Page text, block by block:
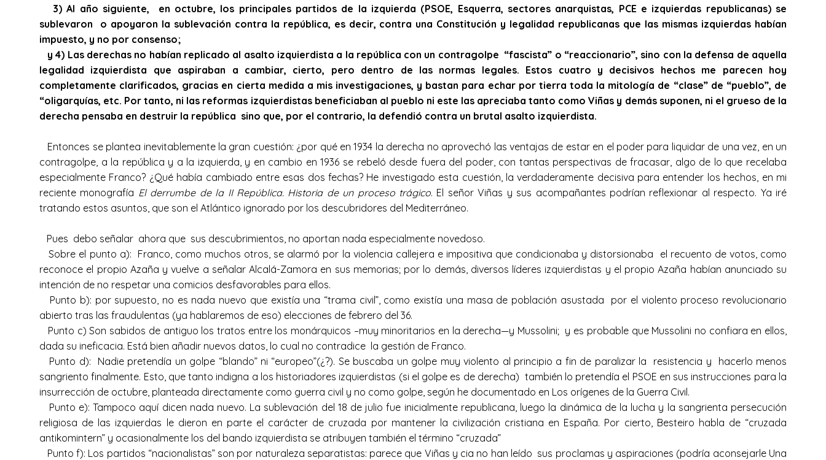
3) Al año siguiente, en octubre, los principales partidos de la izquierda (PSOE, Esquerra, sectores anarquistas, PCE e izquierdas republicanas) se
sublevaron o apoyaron la sublevación contra la república, es decir, contra una Constitución y legalidad republicanas que las mismas izquierdas habían
impuesto, y no por consenso;
y 4) Las derechas no habían replicado al asalto izquierdista a la república con un contragolpe “fascista” o “reaccionario”, sino con la defensa de aquella
legalidad izquierdista que aspiraban a cambiar, cierto, pero dentro de las normas legales. Estos cuatro y decisivos hechos me parecen hoy
completamente clarificados, gracias en cierta medida a mis investigaciones, y bastan para echar por tierra toda la mitología de “clase” de “pueblo”, de
“oligarquías, etc. Por tanto, ni las reformas izquierdistas beneficiaban al pueblo ni este las apreciaba tanto como Viñas y demás suponen, ni el grueso de la
derecha pensaba en destruir la república sino que, por el contrario, la defendió contra un brutal asalto izquierdista.
Entonces se plantea inevitablemente la gran cuestión: ¿por qué en 1934 la derecha no aprovechó las ventajas de estar en el poder para liquidar de una vez, en un
contragolpe, a la república y a la izquierda, y en cambio en 1936 se rebeló desde fuera del poder, con tantas perspectivas de fracasar, algo de lo que recelaba
especialmente Franco? ¿Qué había cambiado entre esas dos fechas? He investigado esta cuestión, la verdaderamente decisiva para entender los hechos, en mi
reciente monografía El derrumbe de la II República. Historia de un proceso trágico. El señor Viñas y sus acompañantes podrían reflexionar al respecto. Ya iré
tratando estos asuntos, que son el Atlántico ignorado por los descubridores del Mediterráneo.
Pues debo señalar ahora que sus descubrimientos, no aportan nada especialmente novedoso.
Sobre el punto a): Franco, como muchos otros, se alarmó por la violencia callejera e impositiva que condicionaba y distorsionaba el recuento de votos, como
reconoce el propio Azaña y vuelve a señalar Alcalá-Zamora en sus memorias; por lo demás, diversos líderes izquierdistas y el propio Azaña habían anunciado su
intención de no respetar una comicios desfavorables para ellos.
Punto b): por supuesto, no es nada nuevo que existía una “trama civil”, como existía una masa de población asustada por el violento proceso revolucionario
abierto tras las fraudulentas (ya hablaremos de eso) elecciones de febrero del 36.
Punto c) Son sabidos de antiguo los tratos entre los monárquicos –muy minoritarios en la derecha—y Mussolini; y es probable que Mussolini no confiara en ellos,
dada su ineficacia. Está bien añadir nuevos datos, lo cual no contradice la gestión de Franco.
Punto d): Nadie pretendía un golpe “blando” ni “europeo”(¿?). Se buscaba un golpe muy violento al principio a fin de paralizar la resistencia y hacerlo menos
sangriento finalmente. Esto, que tanto indigna a los historiadores izquierdistas (si el golpe es de derecha) también lo pretendía el PSOE en sus instrucciones para la
insurrección de octubre, planteada directamente como guerra civil y no como golpe, según he documentado en Los orígenes de la Guerra Civil.
Punto e): Tampoco aquí dicen nada nuevo. La sublevación del 18 de julio fue inicialmente republicana, luego la dinámica de la lucha y la sangrienta persecución
religiosa de las izquierdas le dieron en parte el carácter de cruzada por mantener la civilización cristiana en España. Por cierto, Besteiro habla de “cruzada
antikomintern” y ocasionalmente los del bando izquierdista se atribuyen también el término “cruzada”
Punto f): Los partidos “nacionalistas” son por naturaleza separatistas: parece que Viñas y cia no han leído sus proclamas y aspiraciones (podría aconsejarle Una